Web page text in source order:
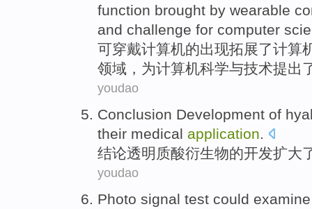
function brought by wearable
and challenge for computer
可穿戴计算机的出现拓展了计算
领域 ， 为计算机科学与技术提出
youdao
Conclusion Development of
their medical application.
结论透明 质酸衍生物的开发扩大
youdao
Photo signal test could examine